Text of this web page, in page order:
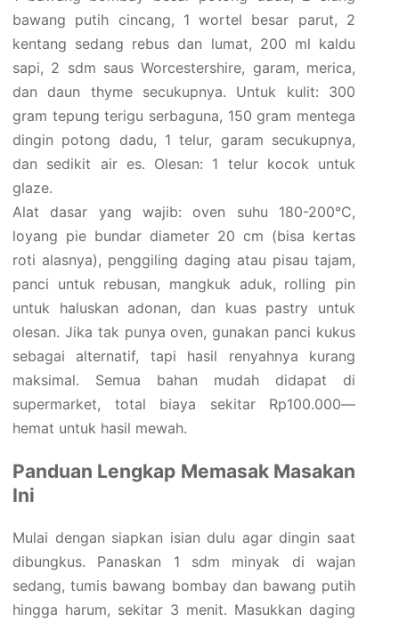
bawang putih cincang, 1 wortel besar parut, 2
kentang sedang rebus dan lumat, 200 ml kaldu
sapi, 2 sdm saus Worcestershire, garam, merica,
dan daun thyme secukupnya. Untuk kulit: 300
gram tepung terigu serbaguna, 150 gram mentega
dingin potong dadu, 1 telur, garam secukupnya,
dan sedikit air es. Olesan: 1 telur kocok untuk
glaze.
Alat dasar yang wajib: oven suhu 180-200°C,
loyang pie bundar diameter 20 cm (bisa kertas
roti alasnya), penggiling daging atau pisau tajam,
panci untuk rebusan, mangkuk aduk, rolling pin
untuk haluskan adonan, dan kuas pastry untuk
olesan. Jika tak punya oven, gunakan panci kukus
sebagai alternatif, tapi hasil renyahnya kurang
maksimal. Semua bahan mudah didapat di
supermarket, total biaya sekitar Rp100.000—
hemat untuk hasil mewah.
Panduan Lengkap Memasak Masakan
Ini
Mulai dengan siapkan isian dulu agar dingin saat
dibungkus. Panaskan 1 sdm minyak di wajan
sedang, tumis bawang bombay dan bawang putih
hingga harum, sekitar 3 menit. Masukkan daging